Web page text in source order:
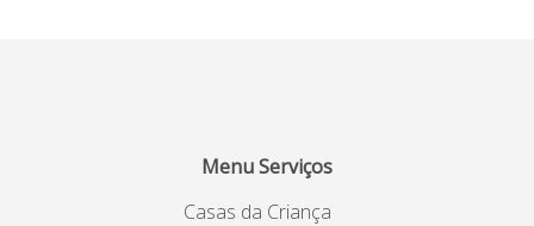
Menu Serviços
Casas da Criança